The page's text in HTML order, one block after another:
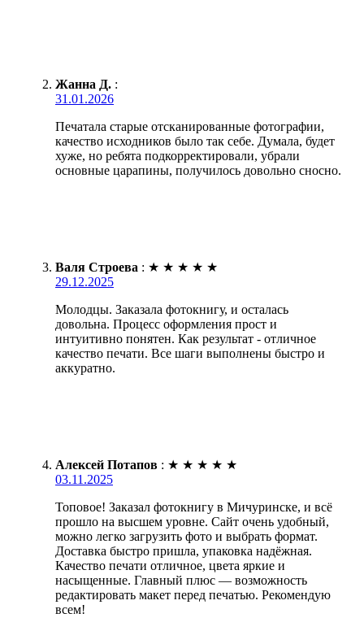
Жанна Д. :
31.01.2026
Печатала старые отсканированные фотографии,
качество исходников было так себе. Думала, будет
хуже, но ребята подкорректировали, убрали
основные царапины, получилось довольно сносно.
Валя Строева : ★ ★ ★ ★ ★
29.12.2025
Молодцы. Заказала фотокнигу, и осталась
довольна. Процесс оформления прост и
интуитивно понятен. Как результат - отличное
качество печати. Все шаги выполнены быстро и
аккуратно.
Алексей Потапов : ★ ★ ★ ★ ★
03.11.2025
Топовое! Заказал фотокнигу в Мичуринске, и всё
прошло на высшем уровне. Сайт очень удобный,
можно легко загрузить фото и выбрать формат.
Доставка быстро пришла, упаковка надёжная.
Качество печати отличное, цвета яркие и
насыщенные. Главный плюс — возможность
редактировать макет перед печатью. Рекомендую
всем!